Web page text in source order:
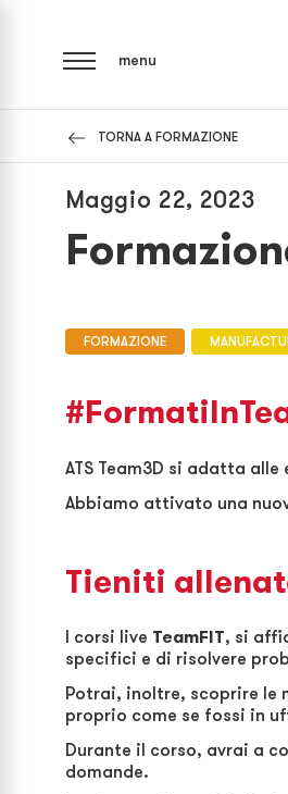
menu
TORNA A FORMAZIONE
Maggio 22, 2023
FORMAZIONE
ATS Team3D si adatta
Abbiamo attivato una
Tieniti
I corsi live TeamFIT, si
specifici e di risolvere
Potrai, inoltre, scoprire le
proprio come se fossi in
Durante il corso, avrai a
domande.